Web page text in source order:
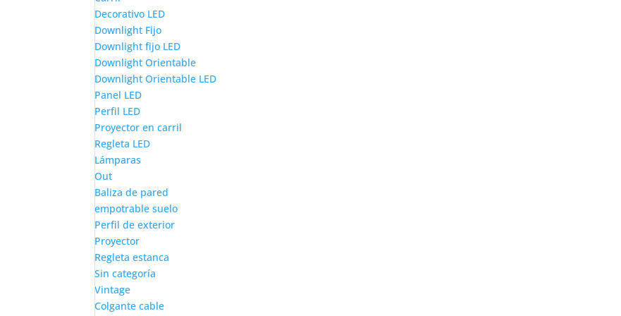
Decorativo LED
Downlight Fijo
Downlight fijo LED
Downlight Orientable
Downlight Orientable LED
Panel LED
Perfil LED
Proyector en carril
Regleta LED
Lámparas
Out
Baliza de pared
empotrable suelo
Perfil de exterior
Proyector
Regleta estanca
Sin categoría
Vintage
Colgante cable